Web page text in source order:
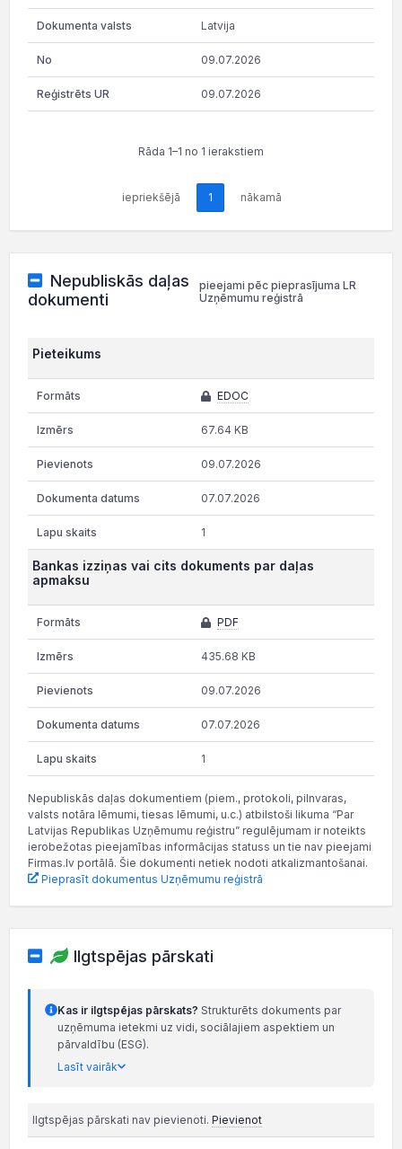
Latvija
09.07.2026
09.07.2026
Rāda 1–1 no 1 ierakstiem
iepriekšējā 1 nākamā
Nepubliskās daļas
dokumenti
pieejami pēc pieprasījuma LR
Uzņēmumu reģistrā
Pieteikums
EDOC
67.64 KB
09.07.2026
07.07.2026
1
Bankas izziņas vai cits dokuments par daļas
apmaksu
PDF
435.68 KB
09.07.2026
07.07.2026
1
Nepubliskās daļas dokumentiem (piem., protokoli, pilnvaras,
valsts notāra lēmumi, tiesas lēmumi, u.c.) atbilstoši likuma “Par
Latvijas Republikas Uzņēmumu reģistru” regulējumam ir noteikts
ierobežotas pieejamības informācijas statuss un tie nav pieejami
Firmas.lv portālā. Šie dokumenti netiek nodoti atkalizmantošanai.
Pieprasīt dokumentus Uzņēmumu reģistrā
Ilgtspējas pārskati
Kas ir ilgtspējas pārskats? Strukturēts dokuments par
uzņēmuma ietekmi uz vidi, sociālajiem aspektiem un
pārvaldību (ESG).
Lasīt vairāk
Ilgtspējas pārskati nav pievienoti. Pievienot